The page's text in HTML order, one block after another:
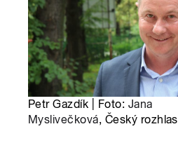
Petr Gazdík | Foto: Jana
Myslivečková, Český rozhlas